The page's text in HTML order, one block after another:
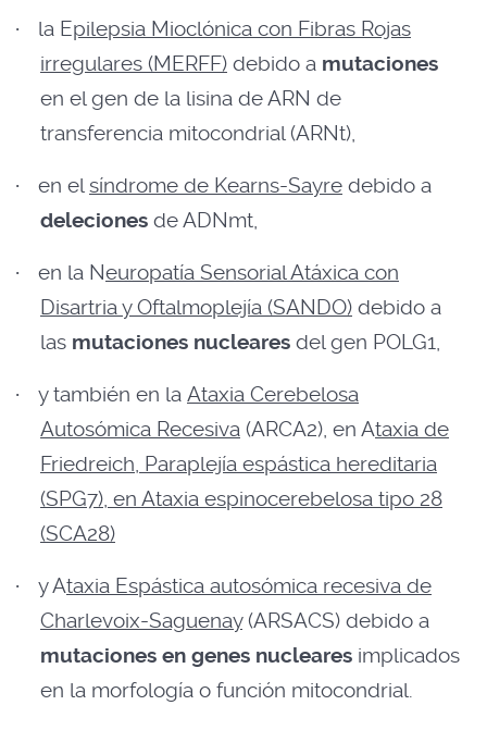
· la Epilepsia Mioclónica con Fibras Rojas
irregulares (MERFF) debido a mutaciones
en el gen de la lisina de ARN de
transferencia mitocondrial (ARNt),
· en elsíndrome de Kearns-Sayre debido a
deleciones de ADNmt,
· en la Neuropatía Sensorial Atáxica con
Disartria y Oftalmoplejía (SANDO) debido a
las mutaciones nucleares del gen POLG1,
· y también en la Ataxia Cerebelosa
Autosómica Recesiva (ARCA2), en Ataxia de
Friedreich, Paraplejía espástica hereditaria
(SPG7), en Ataxia espinocerebelosa tipo 28
(SCA28)
· y Ataxia Espástica autosómica recesiva de
Charlevoix-Saguenay(ARSACS) debido a
mutaciones en genes nucleares implicados
en la morfología o función mitocondrial.